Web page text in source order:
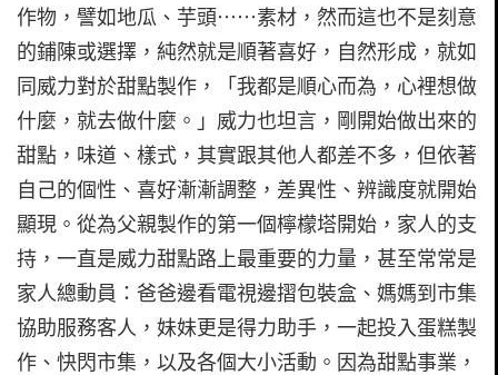
作物，譬如地瓜、芋頭⋯⋯素材，然而這也不是刻意
的鋪陳或選擇，純然就是順著喜好，自然形成，就如
同威力對於甜點製作，「我都是順心而為，心裡想做
什麼，就去做什麼。」威力也坦言，剛開始做出來的
甜點，味道、樣式，其實跟其他人都差不多，但依著
自己的個性、喜好漸漸調整，差異性、辨識度就開始
顯現。從為父親製作的第一個檸檬塔開始，家人的支
持，一直是威力甜點路上最重要的力量，甚至常常是
家人總動員：爸爸邊看電視邊摺包裝盒、媽媽到市集
協助服務客人，妹妹更是得力助手，一起投入蛋糕製
作、快閃市集，以及各個大小活動。因為甜點事業，